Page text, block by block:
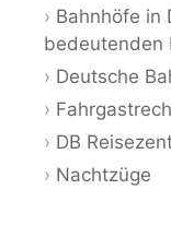
Bahnhöfe in
bedeutenden
Deutsche
DB
Nachtzüge